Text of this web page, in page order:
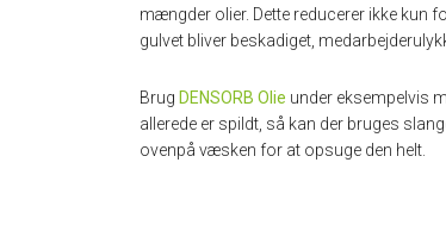
mængder olier. Dette reducerer ikke kun
gulvet bliver beskadiget,
Brug DENSORB Olie under eksempelvis
allerede er spildt, så kan der bruges
ovenpå væsken for at opsuge den helt.